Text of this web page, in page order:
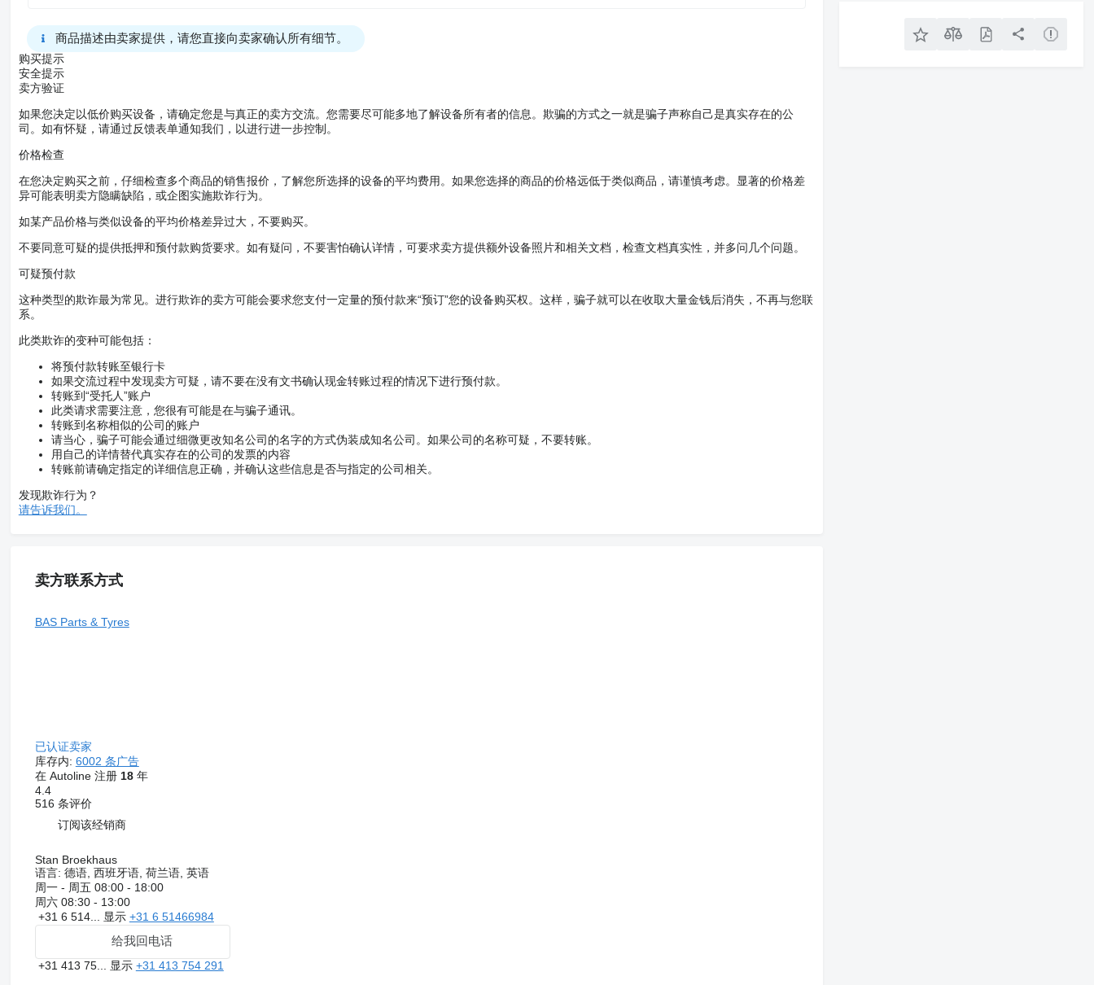
商品描述由卖家提供，请您直接向卖家确认所有细节。
购买提示
安全提示
卖方验证
如果您决定以低价购买设备，请确定您是与真正的卖方交流。您需要尽可能多地了解设备所有者的信息。欺骗的方式之一就是骗子声称自己是真实存在的公
司。如有怀疑，请通过反馈表单通知我们，以进行进一步控制。
价格检查
在您决定购买之前，仔细检查多个商品的销售报价，了解您所选择的设备的平均费用。如果您选择的商品的价格远低于类似商品，请谨慎考虑。显著的价格差
异可能表明卖方隐瞒缺陷，或企图实施欺诈行为。
如某产品价格与类似设备的平均价格差异过大，不要购买。
不要同意可疑的提供抵押和预付款购货要求。如有疑问，不要害怕确认详情，可要求卖方提供额外设备照片和相关文档，检查文档真实性，并多问几个问题。
可疑预付款
这种类型的欺诈最为常见。进行欺诈的卖方可能会要求您支付一定量的预付款来“预订”您的设备购买权。这样，骗子就可以在收取大量金钱后消失，不再与您联
系。
此类欺诈的变种可能包括：
将预付款转账至银行卡
如果交流过程中发现卖方可疑，请不要在没有文书确认现金转账过程的情况下进行预付款。
转账到“受托人”账户
此类请求需要注意，您很有可能是在与骗子通讯。
转账到名称相似的公司的账户
请当心，骗子可能会通过细微更改知名公司的名字的方式伪装成知名公司。如果公司的名称可疑，不要转账。
用自己的详情替代真实存在的公司的发票的内容
转账前请确定指定的详细信息正确，并确认这些信息是否与指定的公司相关。
发现欺诈行为？
请告诉我们。
卖方联系方式
BAS Parts & Tyres
已认证卖家
库存内: 6002 条广告
在 Autoline 注册 18年
4.4
516 条评价
订阅该经销商
Stan Broekhaus
语言: 德语, 西班牙语, 荷兰语, 英语
周一 - 周五 08:00 - 18:00
周六 08:30 - 13:00
+31 6 514... 显示 +31 6 51466984
给我回电话
+31 413 75... 显示 +31 413 754 291